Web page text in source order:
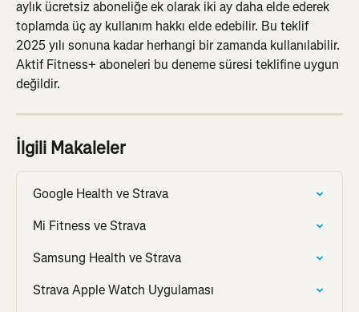
aylık ücretsiz aboneliğe ek olarak iki ay daha elde ederek
toplamda üç ay kullanım hakkı elde edebilir. Bu teklif
2025 yılı sonuna kadar herhangi bir zamanda kullanılabilir.
Aktif Fitness+ aboneleri bu deneme süresi teklifine uygun
değildir.
İlgili Makaleler
Google Health ve Strava
Mi Fitness ve Strava
Samsung Health ve Strava
Strava Apple Watch Uygulaması